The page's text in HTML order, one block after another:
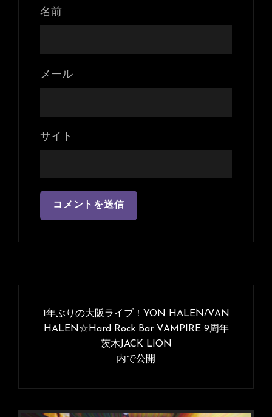
名前
メール
サイト
ー
シ
1年ぶりの大阪ライブ！YON HALEN/VAN
HALEN☆Hard Rock Bar VAMPIRE 9周年
茨木JACK LION
内で公開